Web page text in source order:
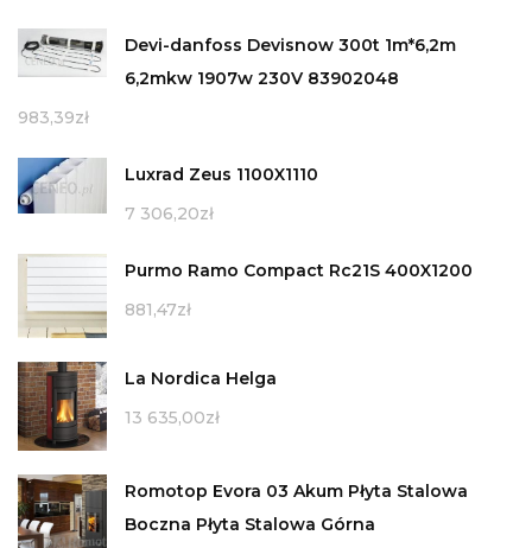
Devi-danfoss Devisnow 300t 1m*6,2m
6,2mkw 1907w 230V 83902048
983,39zł
Luxrad Zeus 1100X1110
7 306,20zł
Purmo Ramo Compact Rc21S 400X1200
881,47zł
La Nordica Helga
13 635,00zł
Romotop Evora 03 Akum Płyta Stalowa
Boczna Płyta Stalowa Górna